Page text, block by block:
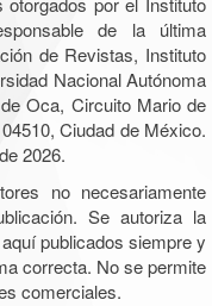
de la última
de Revistas, Instituto
Nacional Autónoma
Oca, Circuito Mario de
Ciudad de México.
2026.
no necesariamente
Se autoriza la
publicados siempre y
correcta. No se permite
comerciales.